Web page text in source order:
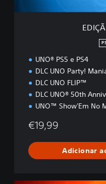
Y
UNO® PS5 e PS4
DLC UNO Party!
DLC UNO FLIP™
DLC UNO® 50th
UNO™ Show'Em No
€19,99
Adicionar